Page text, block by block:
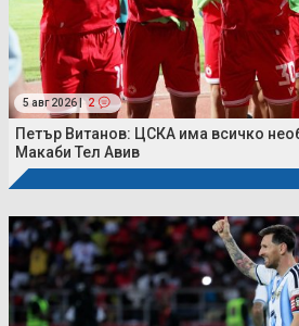
5 авг 2026 | 2
Петър Витанов: ЦСКА има всичко
Макаби Тел Авив